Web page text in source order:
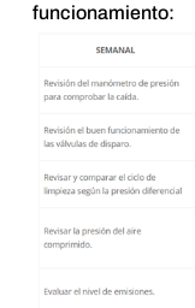
funcionamiento: